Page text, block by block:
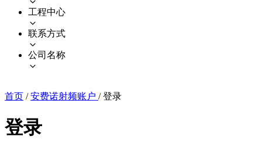
工程中心
联系方式
公司名称
首页 / 安费诺射频账户 / 登录
登录